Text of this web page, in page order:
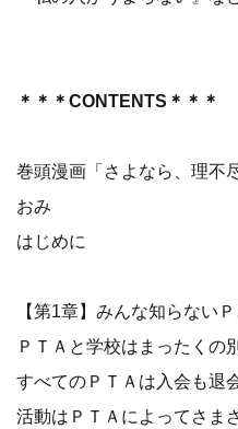
＊＊＊CONTENTS＊＊＊
巻頭漫画「さよなら、理
おみ
はじめに
【第1章】みんな知らない
ＰＴＡと学校はまったくの
すべてのＰＴＡは入会も退
活動はＰＴＡによってさま